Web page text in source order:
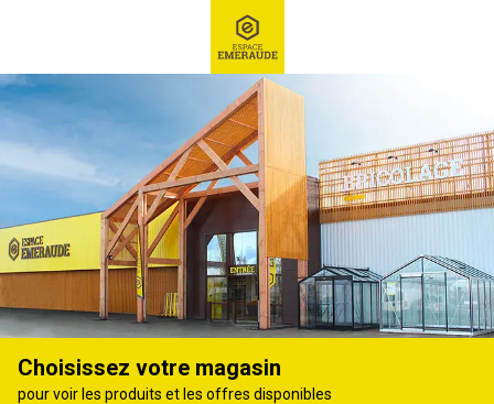
Ex : Robot tondeuse, ...
Débroussailleuse
Choisissez votre magasin
pour voir les produits et les offres disponibles